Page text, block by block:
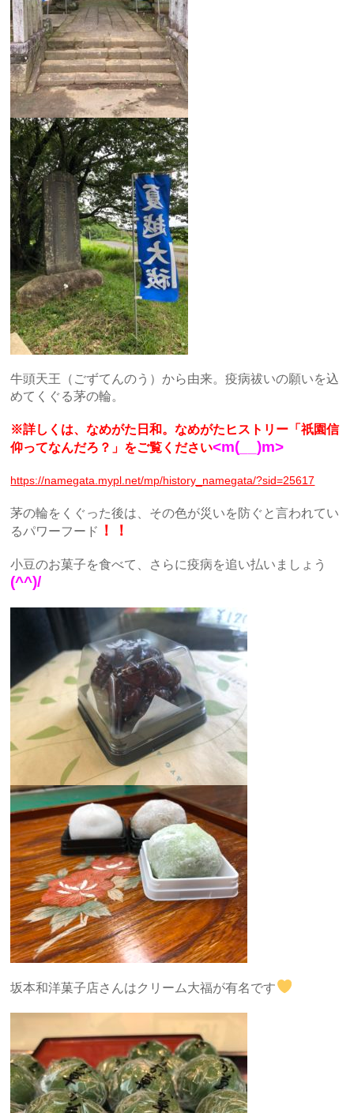
牛頭天王（ごずてんのう）から由来。疫病祓いの願いを込
めてくぐる茅の輪。
※詳しくは、なめがた日和。なめがたヒストリー「祇園信
仰ってなんだろ？」をご覧ください<m(__)m>
https://namegata.mypl.net/mp/history_namegata/?sid=25617
茅の輪をくぐった後は、その色が災いを防ぐと言われてい
るパワーフード ！！
小豆のお菓子を食べて、さらに疫病を追い払いましょう
(^^)/
坂本和洋菓子店さんはクリーム大福が有名です